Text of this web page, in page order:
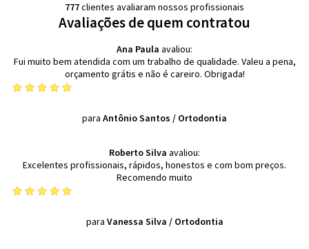
777clientes avaliaram nossos profissionais
Avaliações de quem contratou
Ana Paula avaliou:
Fui muito bem atendida com um trabalho de qualidade. Valeu a pena,
orçamento grátis e não é careiro. Obrigada!
para Antônio Santos / Ortodontia
Roberto Silva avaliou:
Excelentes profissionais, rápidos, honestos e com bom preços.
Recomendo muito
para Vanessa Silva / Ortodontia